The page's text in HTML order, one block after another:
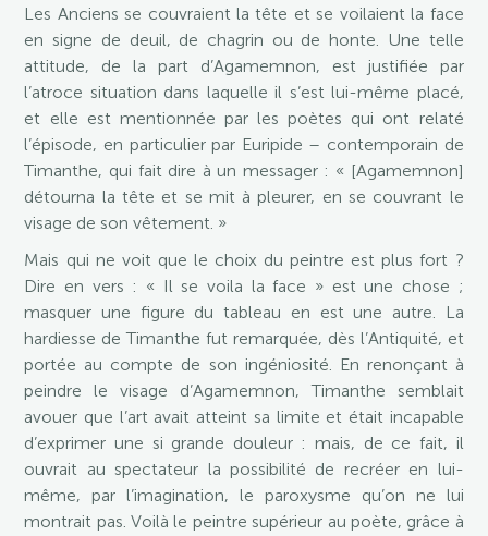
Les Anciens se couvraient la tête et se voilaient la face
en signe de deuil, de chagrin ou de honte. Une telle
attitude, de la part d’Agamemnon, est justifiée par
l’atroce situation dans laquelle il s’est lui-même placé,
et elle est mentionnée par les poètes qui ont relaté
l’épisode, en particulier par Euripide – contemporain de
Timanthe, qui fait dire à un messager : « [Agamemnon]
détourna la tête et se mit à pleurer, en se couvrant le
visage de son vêtement. »
Mais qui ne voit que le choix du peintre est plus fort ?
Dire en vers : « Il se voila la face » est une chose ;
masquer une figure du tableau en est une autre. La
hardiesse de Timanthe fut remarquée, dès l’Antiquité, et
portée au compte de son ingéniosité. En renonçant à
peindre le visage d’Agamemnon, Timanthe semblait
avouer que l’art avait atteint sa limite et était incapable
d’exprimer une si grande douleur : mais, de ce fait, il
ouvrait au spectateur la possibilité de recréer en lui-
même, par l’imagination, le paroxysme qu’on ne lui
montrait pas. Voilà le peintre supérieur au poète, grâce à